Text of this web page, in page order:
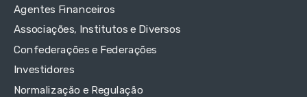
Agentes Financeiros
Associações, Institutos e Diversos
Confederações e Federações
Investidores
Normalização e Regulação